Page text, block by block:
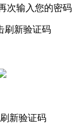
次输入您的密码